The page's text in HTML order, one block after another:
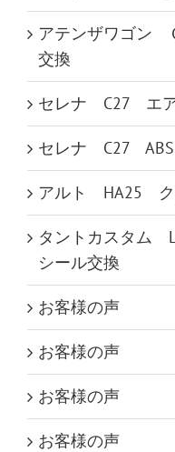
アテンザワゴン
交換
セレナ C27 エア
セレナ C27 ABS
アルト HA25 ク
タントカスタム
シール交換
お客様の声
お客様の声
お客様の声
お客様の声